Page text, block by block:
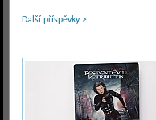
Další příspěvky >